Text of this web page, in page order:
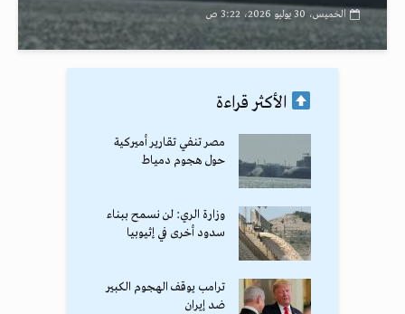
الخميس، 30 يوليو 2026، 3:22 ص
الأكثر قراءة
مصر تنفي تقارير أميركية
حول هجوم دمياط
وزارة الري: لن نسمح ببناء
سدود أخرى في إثيوبيا
ترامب يوقف الهجوم الكبير
ضد إيران